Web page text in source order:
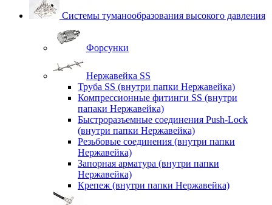
Системы туманообразования высокого давления
Форсунки
Нержавейка SS
Труба SS (внутри папки Нержавейка)
Компрессионные фитинги SS (внутри
папаки Нержавейка)
Быстроразъемные соединения Push-Lock
(внутри папки Нержавейка)
Резьбовые соединения (внутри папки
Нержавейка)
Запорная арматура (внутри папки
Нержавейка)
Крепеж (внутри папки Нержавейка)